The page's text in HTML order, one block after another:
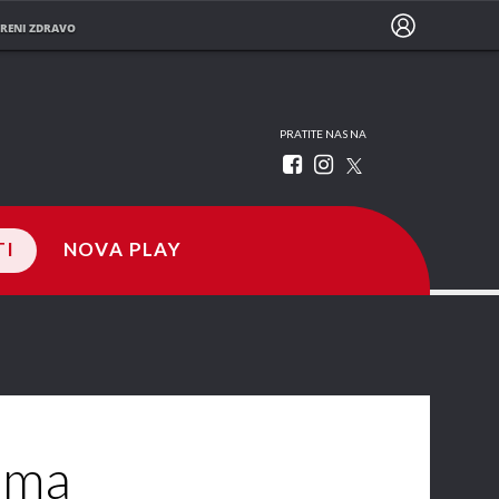
ZDRAVO
PRATITE NAS NA
NOVA PLAY